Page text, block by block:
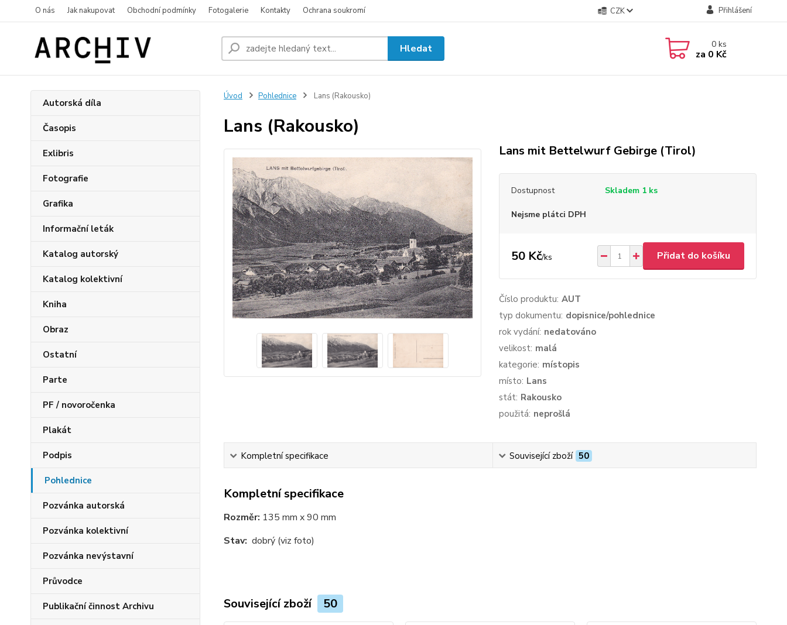
O nás Jak nakupovat Obchodní podmínky Fotogalerie Kontakty Ochrana soukromí CZK Přihlášení
Hledat 0ks
za 0 Kč
Autorská díla
Časopis
Exlibris
Fotografie
Grafika
Informační leták
Katalog autorský
Katalog kolektivní
Kniha
Obraz
Ostatní
Parte
PF / novoročenka
Plakát
Podpis
Pohlednice
Pozvánka autorská
Pozvánka kolektivní
Pozvánka nevýstavní
Průvodce
Publikační činnost Archivu
Úvod Pohlednice Lans (Rakousko)
Lans (Rakousko)
Lans mit Bettelwurf Gebirge (Tirol)
Dostupnost Skladem 1 ks
Nejsme plátci DPH
50 Kč/ks Přidat do košíku
Číslo produktu: AUT
typ dokumentu: dopisnice/pohlednice
rok vydání: nedatováno
velikost: malá
kategorie: místopis
místo: Lans
stát: Rakousko
použitá: neprošlá
Kompletní specifikace Související zboží 50
Kompletní specifikace
Rozměr: 135 mm x 90 mm
Stav: dobrý (viz foto)
Související zboží 50